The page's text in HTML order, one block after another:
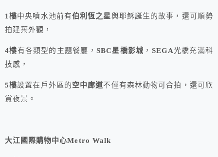
1樓中央噴水池前有伯利恆之星與耶穌誕生的故事，還可順勢
拍建築外觀，
4樓有各類型的主題餐廳， SBC星橋影城 ， SEGA光橋充滿科
技感，
5樓設置在戶外區的空中廊道不僅有森林動物可合拍，還可欣
賞夜景。
大江國際購物中心Metro Walk